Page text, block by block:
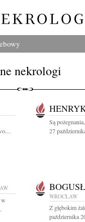
nekrologi
Są
27
WROCŁAW
Z głębokim
października